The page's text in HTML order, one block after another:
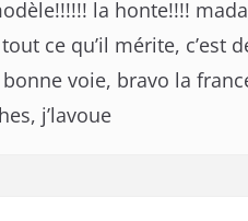
la honte!!!!
ce qu’il mérite, c’est
bonne voie, bravo la
j’lavoue